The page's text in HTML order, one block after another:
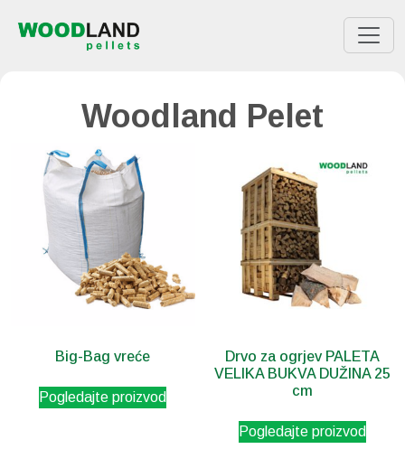
Woodland Pelet
Big-Bag vreće
Pogledajte proizvod
Drvo za ogrjev PALETA
VELIKA BUKVA DUŽINA 25
cm
Pogledajte proizvod